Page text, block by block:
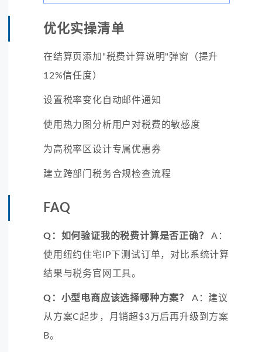
优化实操清单
在结算页添加"税费计算说明"弹窗（提升
12%信任度）
设置税率变化自动邮件通知
使用热力图分析用户对税费的敏感度
为高税率区设计专属优惠券
建立跨部门税务合规检查流程
FAQ
Q：如何验证我的税费计算是否正确？
A：
使用纽约住宅IP下测试订单，对比系统计算
结果与税务官网工具。
Q：小型电商应该选择哪种方案？
A：建议
从方案C起步，月销超$3万后再升级到方案
B。